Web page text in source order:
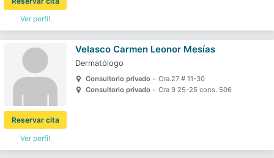
Ver perfil
Ver perfil
Reservar cita
Velasco Carmen Leonor Mesías
Dermatólogo
Consultorio privado - Cra.27 # 11-30
Consultorio privado - Cra 9 25-25 cons. 506